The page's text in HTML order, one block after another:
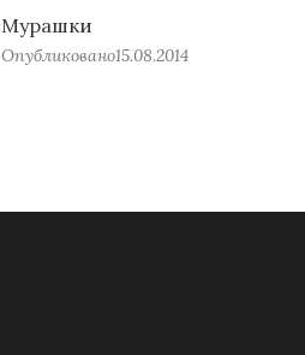
Мурашки
Опубликовано15.08.2014